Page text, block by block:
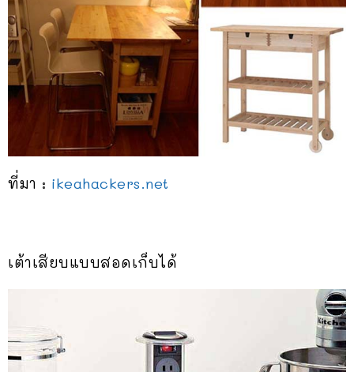
ที่มา : ikeahackers.net
เต้าเสียบแบบสอดเก็บได้